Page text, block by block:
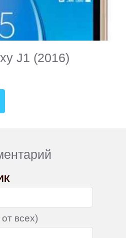
J1 (2016)
всех)